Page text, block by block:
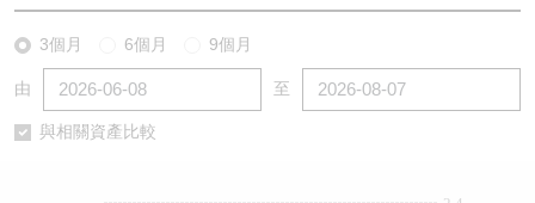
3個月 6個月 9個月
由 至
與相關資產比較
認股證/牛熊證日誌
牛熊證到期結算價查詢
中資ETFs溢價比較